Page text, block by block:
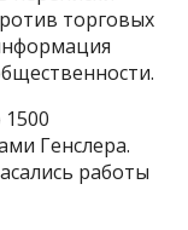
торговых
Генслера.
работы